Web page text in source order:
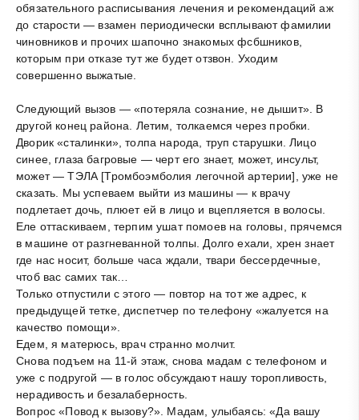
обязательного расписывания лечения и рекомендаций аж
до старости — взамен периодически всплывают фамилии
чиновников и прочих шапочно знакомых фсбшников,
которым при отказе тут же будет отзвон. Уходим
совершенно выжатые.
Следующий вызов — «потеряла сознание, не дышит». В
другой конец района. Летим, толкаемся через пробки.
Дворик «сталинки», толпа народа, труп старушки. Лицо
синее, глаза багровые — черт его знает, может, инсульт,
может — ТЭЛА [Тромбоэмболия легочной артерии], уже не
сказать. Мы успеваем выйти из машины — к врачу
подлетает дочь, плюет ей в лицо и вцепляется в волосы.
Еле оттаскиваем, терпим ушат помоев на головы, прячемся
в машине от разгневанной толпы. Долго ехали, хрен знает
где нас носит, больше часа ждали, твари бессердечные,
чтоб вас самих так…
Только отпустили с этого — повтор на тот же адрес, к
предыдущей тетке, диспетчер по телефону «жалуется на
качество помощи».
Едем, я матерюсь, врач странно молчит.
Снова подъем на 11-й этаж, снова мадам с телефоном и
уже с подругой — в голос обсуждают нашу торопливость,
нерадивость и безалаберность.
Вопрос «Повод к вызову?». Мадам, улыбаясь: «Да вашу